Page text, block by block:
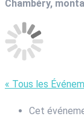
Chambéry,
« Tous les
Cet